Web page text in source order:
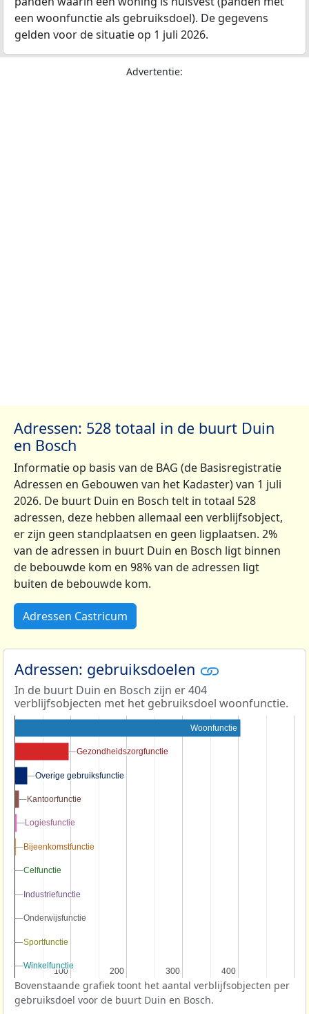
een woonfunctie als gebruiksdoel). De gegevens
gelden voor de situatie op 1 juli 2026.
Advertentie:
Adressen: 528 totaal in de buurt Duin
en Bosch
Informatie op basis van de BAG (de Basisregistratie
Adressen en Gebouwen van het Kadaster) van 1 juli
2026. De buurt Duin en Bosch telt in totaal 528
adressen, deze hebben allemaal een verblijfsobject,
er zijn geen standplaatsen en geen ligplaatsen. 2%
van de adressen in buurt Duin en Bosch ligt binnen
de bebouwde kom en 98% van de adressen ligt
buiten de bebouwde kom.
Adressen Castricum
Adressen: gebruiksdoelen
In de buurt Duin en Bosch zijn er 404
verblijfsobjecten met het gebruiksdoel woonfunctie.
100
100 200
200 300
300 400
400
Woonfunctie
Gezondheidszorgfunctie
Gezondheidszorgfunctie
Overige gebruiksfunctie
Overige gebruiksfunctie
Kantoorfunctie
Kantoorfunctie
Logiesfunctie
Logiesfunctie
Bijeenkomstfunctie
Bijeenkomstfunctie
Celfunctie
Celfunctie
Industriefunctie
Industriefunctie
Onderwijsfunctie
Onderwijsfunctie
Sportfunctie
Sportfunctie
Winkelfunctie
Winkelfunctie
Bovenstaande grafiek toont het aantal verblijfsobjecten per
gebruiksdoel voor de buurt Duin en Bosch.